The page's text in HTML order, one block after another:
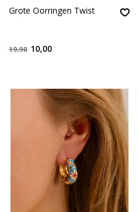
Grote Oorringen Twist
19,90 10,00